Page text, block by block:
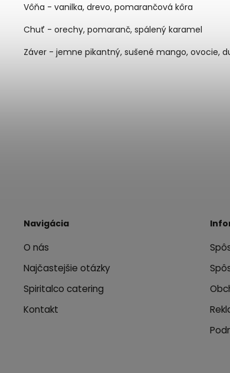
Vôňa - vanilka, drevo, pomarančová kôra
Chuť - orechy, pomaranč, spálený karamel
Záver - jemne pikantný, sušené mango, ovocie,
Navigácia
O nás
Najčastejšie otázky
Spiritalco catering
Kontakt